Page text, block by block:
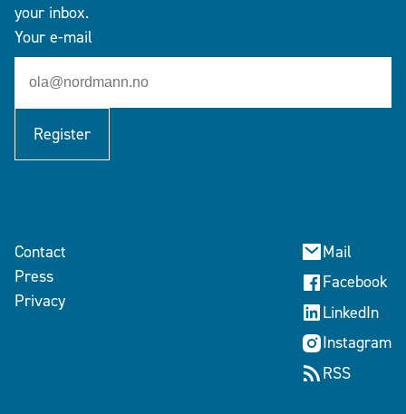
your inbox.
Your e-mail
Register
Contact
Press
Privacy
Mail
Facebook
LinkedIn
Instagram
RSS